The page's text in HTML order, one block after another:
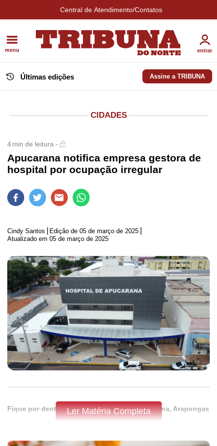
Central de Atendimento/Contatos
menu entrar
Últimas edições Assine a TRIBUNA
CIDADES
4min de leitura -
Apucarana notifica empresa gestora de
hospital por ocupação irregular
Cindy Santos Edição de 05 de março de 2025
Atualizado em 05 de março de 2025
Fique por dentro do que acontece em Apucarana, Arapongas
assine a Tribuna do Norte.
Ler Matéria Completa